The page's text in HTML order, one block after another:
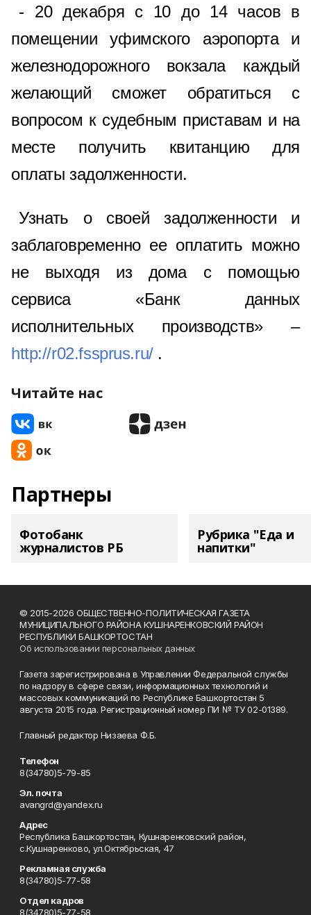
- 20 декабря с 10 до 14 часов в
помещении уфимского аэропорта и
железнодорожного вокзала каждый
желающий сможет обратиться с
вопросом к судебным приставам и на
месте получить квитанцию для
оплаты задолженности.
Узнать о своей задолженности и
заблаговременно ее оплатить можно
не выходя из дома с помощью
сервиса «Банк данных
исполнительных производств» –
http://r02.fssprus.ru/.
Читайте нас
Партнеры
Фотобанк
журналистов РБ
Рубрика "Еда и
напитки"
© 2015-2026 ОБЩЕСТВЕННО-ПОЛИТИЧЕСКАЯ ГАЗЕТА
МУНИЦИПАЛЬНОГО РАЙОНА КУШНАРЕНКОВСКИЙ РАЙОН
РЕСПУБЛИКИ БАШКОРТОСТАН
Об использовании персональных данных
Газета зарегистрирована в Управлении Федеральной службы
по надзору в сфере связи, информационных технологий и
массовых коммуникаций по Республике Башкортостан 5
августа 2015 года. Регистрационный номер ПИ № ТУ 02-01389.
Главный редактор Низаева Ф.Б.
Телефон
8(34780)5-79-85
Эл. почта
avangrd@yandex.ru
Адрес
Республика Башкортостан, Кушнаренковский район,
с.Кушнаренково, ул.Октябрьская, 47
Рекламная служба
8(34780)5-77-58
Отдел кадров
8(34780)5-77-58